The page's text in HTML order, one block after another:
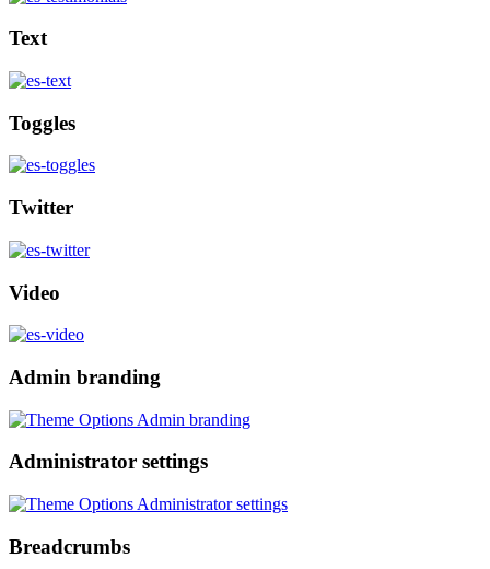
Text
Toggles
Twitter
Video
Admin branding
Administrator settings
Breadcrumbs